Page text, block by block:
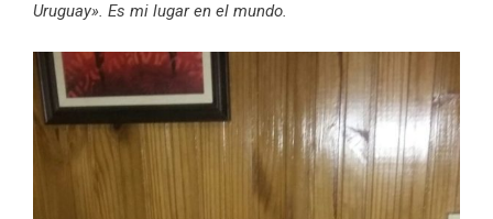
Uruguay». Es mi lugar en el mundo.